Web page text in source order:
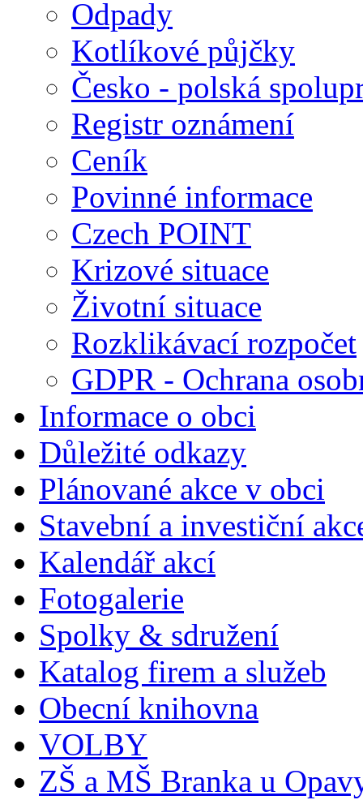
Odpady
Kotlíkové půjčky
Česko - polská
Registr oznámení
Ceník
Povinné informace
Czech POINT
Krizové situace
Životní situace
Rozklikávací rozpočet
GDPR - Ochrana
Informace o obci
Důležité odkazy
Plánované akce v obci
Stavební a investiční
Kalendář akcí
Fotogalerie
Spolky & sdružení
Katalog firem a služeb
Obecní knihovna
VOLBY
ZŠ a MŠ Branka u